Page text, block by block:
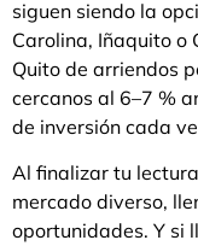
siguen siendo la
Carolina, Iñaquito o
Quito de arriendos
cercanos al 6–7 %
de inversión cada
Al finalizar tu
mercado diverso,
oportunidades. Y si